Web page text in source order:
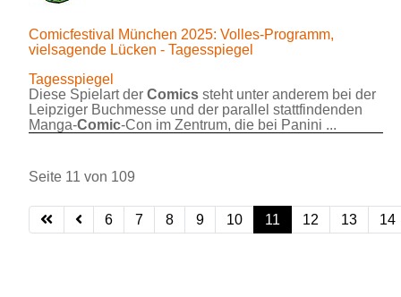
Comicfestival München 2025: Volles-Programm,
vielsagende Lücken - Tagesspiegel
Tagesspiegel
Diese Spielart der Comics steht unter anderem bei der
Leipziger Buchmesse und der parallel stattfindenden
Manga-Comic-Con im Zentrum, die bei Panini ...
Seite 11 von 109
6 7 8 9 10 11 12 13 14